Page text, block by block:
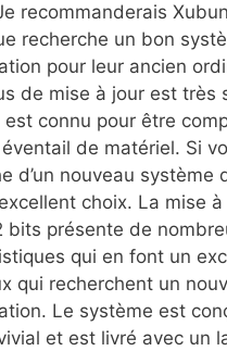
recommanderais
recherche un bon
pour leur ancien
de mise à jour est très
est connu pour être
de matériel. Si
d’un nouveau système
choix. La mise
bits présente de
qui en font un
qui recherchent un
Le système est
et est livré avec un